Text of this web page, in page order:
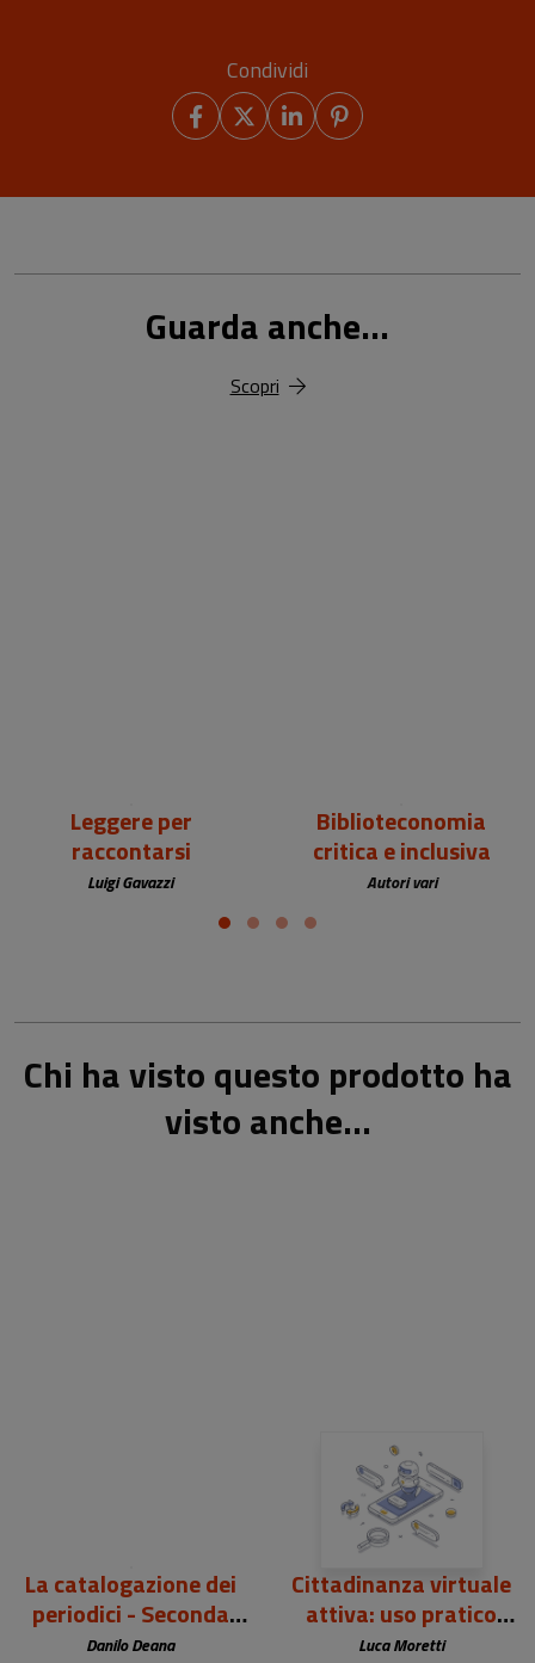
Condividi
Guarda anche...
Scopri
Leggere per
raccontarsi
Luigi Gavazzi
Biblioteconomia
critica e inclusiva
Autori vari
Chi ha visto questo prodotto ha
visto anche...
La catalogazione dei
periodici - Seconda
edizione
Danilo Deana
Cittadinanza virtuale
attiva: uso pratico
dell'Intelligenza
Luca Moretti